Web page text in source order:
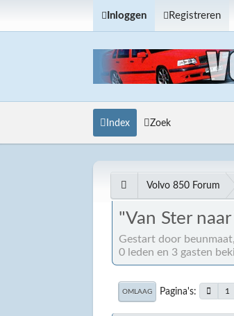
Inloggen Registreren
Index Zoek
Volvo 850 Forum
"Van Ster naar
Gestart door
0 leden en 3 gasten
OMLAAG Pagina's 1